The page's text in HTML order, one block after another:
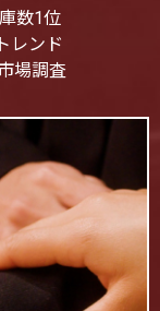
数1位
レンド
場調査